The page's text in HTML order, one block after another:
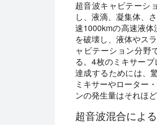
超音波キャビテーシ
し、液滴、凝集体、
速1000kmの高速液
を破壊し、液体やス
ャビテーション分野
る。4枚のミキサー
達成するためには、
ミキサーやローター
ンの発生量はそれほ
超音波混合によ